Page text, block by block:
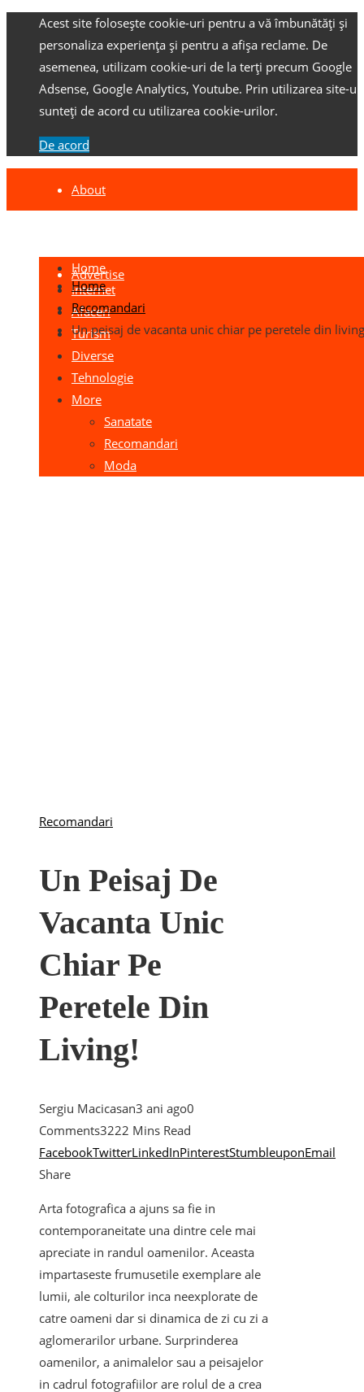
Acest site folosește cookie-uri pentru a vă îmbunătăți și
personaliza experiența și pentru a afișa reclame. De
asemenea, utilizam cookie-uri de la terți precum Google
Adsense, Google Analytics, Youtube. Prin utilizarea site-
sunteți de acord cu utilizarea cookie-urilor.
De acord
About
Advertise
Home
Internet
Afaceri
Turism
Diverse
Tehnologie
More
Sanatate
Recomandari
Moda
Home
Recomandari
Un peisaj de vacanta unic chiar pe peretele din
Recomandari
Un Peisaj De
Vacanta Unic
Chiar Pe
Peretele Din
Living!
Sergiu Macicasan3 ani ago0
Comments3222 Mins Read
FacebookTwitterLinkedInPinterestStumbleuponEmail
Share
Arta fotografica a ajuns sa fie in
contemporaneitate una dintre cele mai
apreciate in randul oamenilor. Aceasta
impartaseste frumusetile exemplare ale
lumii, ale colturilor inca neexplorate de
catre oameni dar si dinamica de zi cu zi a
aglomerarilor urbane. Surprinderea
oamenilor, a animalelor sau a peisajelor
in cadrul fotografiilor are rolul de a crea